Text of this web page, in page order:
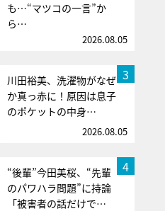
も…“マツコの一言”か
ら…
2026.08.05
3
川田裕美、洗濯物がなぜ
か真っ赤に！原因は息子
のポケットの中身…
2026.08.05
4
“後輩”今田美桜、“先輩
のパワハラ問題”に持論
「被害者の話だけで…